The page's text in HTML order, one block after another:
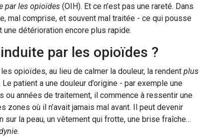
par les opioïdes (OIH). Et ce n’est pas une rareté. Dans
mal comprise, et souvent mal traitée - ce qui pousse
détérioration encore plus rapide.
par les opioïdes ?
opioïdes, au lieu de calmer la douleur, la rendent plus
patient a une douleur d’origine - par exemple une
années de traitement, il commence à ressentir une
où il n’avait jamais mal avant. Il peut devenir
la peau, un vêtement qui frotte, une brise fraîche…
.